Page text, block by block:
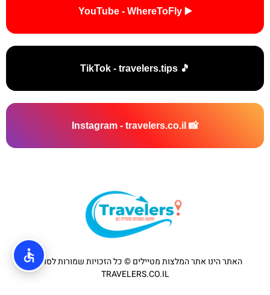
▶️ YouTube - WhereToFly
🎵 TikTok - travelers.tips
📸 Instagram - travelers.co.il
האתר הינו אתר המלצות מטיילים © כל הזכויות שמורות לסוכנות
TRAVELERS.CO.IL